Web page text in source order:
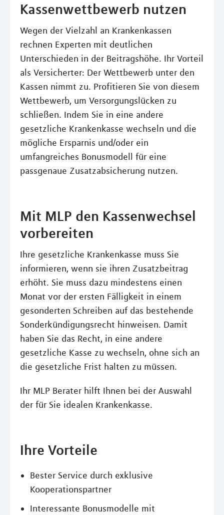
Kassenwettbewerb nutzen
Wegen der Vielzahl an Krankenkassen
rechnen Experten mit deutlichen
Unterschieden in der Beitragshöhe. Ihr Vorteil
als Versicherter: Der Wettbewerb unter den
Kassen nimmt zu. Profitieren Sie von diesem
Wettbewerb, um Versorgungslücken zu
schließen. Indem Sie in eine andere
gesetzliche Krankenkasse wechseln und die
mögliche Ersparnis und/oder ein
umfangreiches Bonusmodell für eine
passgenaue Zusatzabsicherung nutzen.
Mit MLP den Kassenwechsel
vorbereiten
Ihre gesetzliche Krankenkasse muss Sie
informieren, wenn sie ihren Zusatzbeitrag
erhöht. Sie muss dazu mindestens einen
Monat vor der ersten Fälligkeit in einem
gesonderten Schreiben auf das bestehende
Sonderkündigungsrecht hinweisen. Damit
haben Sie das Recht, in eine andere
gesetzliche Kasse zu wechseln, ohne sich an
die gesetzliche Frist halten zu müssen.
Ihr MLP Berater hilft Ihnen bei der Auswahl
der für Sie idealen Krankenkasse.
Ihre Vorteile
Bester Service durch exklusive
Kooperationspartner
Interessante Bonusmodelle mit